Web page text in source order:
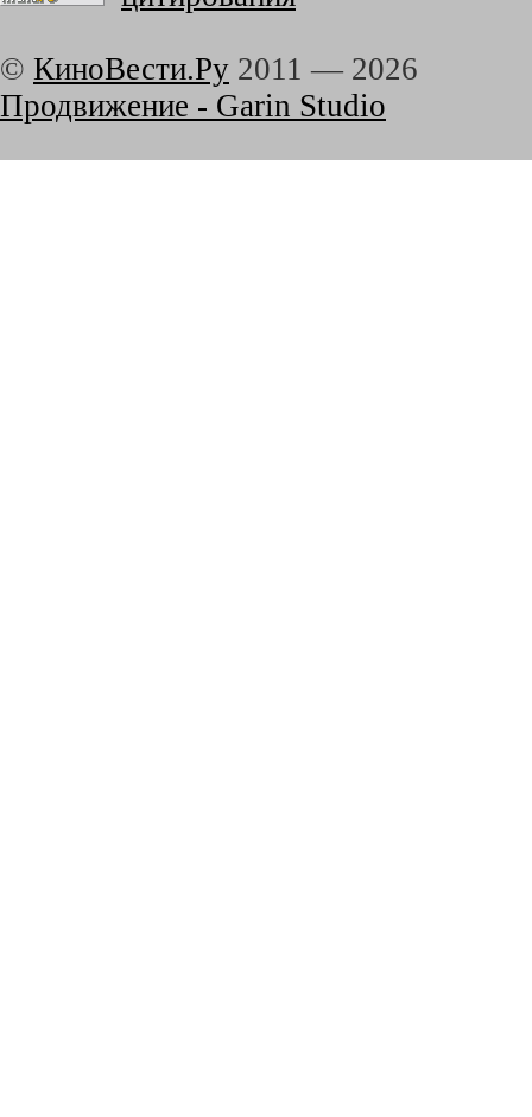
© КиноВести.Ру 2011 — 2026
Продвижение - Garin Studio